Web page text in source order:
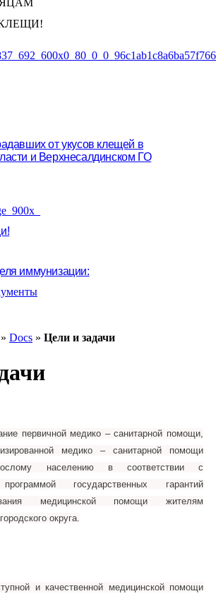
от укусов клещей в
и Верхнесалдинском ГО
иммунизации:
» Docs » Цели и задачи
первичной медико – санитарной помощи,
медико – санитарной помощи
населению в соответствии с
государственных гарантий
медицинской помощи жителям
округа.
и качественной медицинской помощи